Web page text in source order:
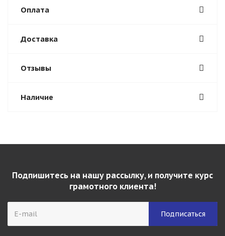
Оплата
Доставка
Отзывы
Наличие
Подпишитесь на нашу рассылку, и получите курс
грамотного клиента!